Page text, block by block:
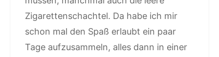
Zigarettenschachtel. Da habe ich mir
schon mal den Spaß erlaubt ein paar
Tage aufzusammeln, alles dann in einer